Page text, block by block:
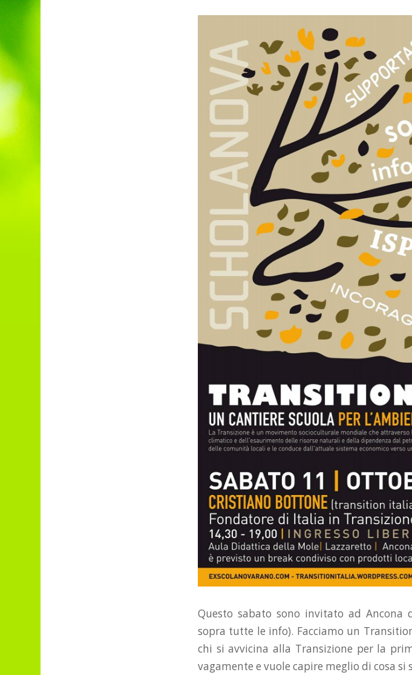
Questo sabato sono invitato ad Ancona
sopra tutte le info). Facciamo un
chi si avvicina alla Transizione per la
vagamente e vuole capire meglio di cosa si